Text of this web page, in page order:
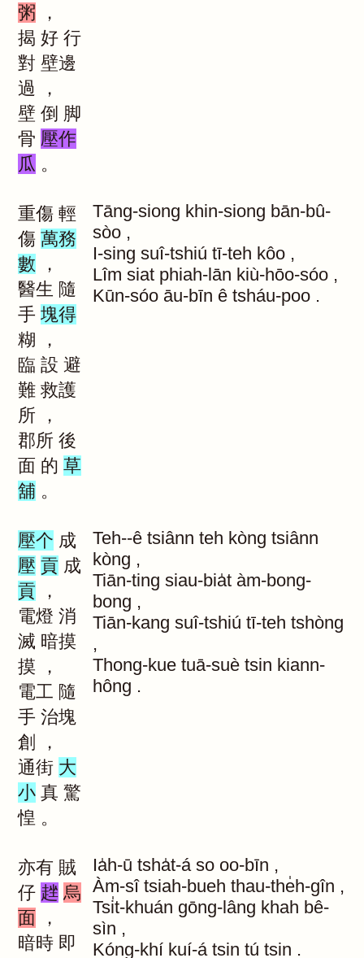
粥
，
揭 好 行
對 壁邊
過
，
壁 倒 脚
骨 壓作
瓜 。
重傷 輕
傷 萬務
數
，
醫生 隨
手 塊得
糊
，
臨 設 避
難 救護
所
，
郡所 後
面 的 草
舖 。
Tāng-siong khin-siong bān-bû-
sòo ,
I-sing suî-tshiú tī-teh kôo ,
Lîm siat phiah-lān kiù-hōo-sóo ,
Kūn-sóo āu-bīn ê tsháu-poo .
壓个 成
壓 貢 成
貢
，
電燈 消
滅 暗摸
摸
，
電工 隨
手 治塊
創
，
通街 大
小 真 驚
惶 。
Teh--ê tsiânn teh kòng tsiânn
kòng ,
Tiān-ting siau-bia̍t àm-bong-
bong ,
Tiān-kang suî-tshiú tī-teh tshòng
,
Thong-kue tuā-suè tsin kiann-
hông .
亦有 賊
仔 趖 烏
面
，
暗時 即
Ia̍h-ū tsha̍t-á so oo-bīn ,
Àm-sî tsiah-bueh thau-the̍h-gîn ,
Tsi̍t-khuán gōng-lâng khah bê-
sìn ,
Kóng-khí kuí-á tsin tú tsin .